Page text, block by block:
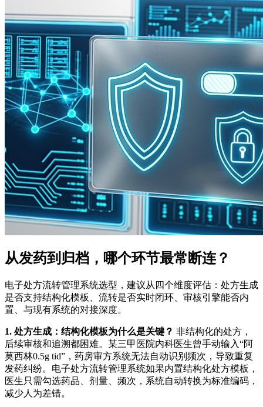
从发药到归档，哪个环节最常断连？
电子处方流转管理系统选型，建议从四个维度评估：处方生成
是否支持结构化模板、流转是否实时闭环、审核引擎能否内
置、与现有系统的对接深度。
1. 处方生成：结构化模板为什么是关键？ 非结构化的处方，
后续审核和追溯都困难。某三甲医院内科医生曾手动输入“阿
莫西林0.5g tid”，药房审方系统无法自动识别频次，导致重复
发药纠纷。电子处方流转管理系统如果内置结构化处方模板，
医生只需勾选药品、剂量、频次，系统自动转换为标准编码，
减少人为差错。